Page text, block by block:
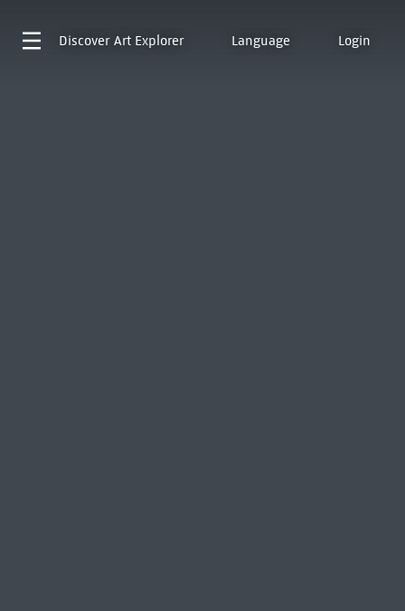
Discover Art Explorer Language Login